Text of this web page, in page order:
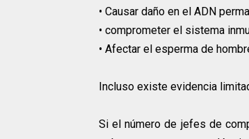
• Causar daño en el ADN
• comprometer el sistema
• Afectar el esperma de
Incluso existe evidencia
Si el número de jefes de